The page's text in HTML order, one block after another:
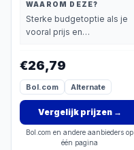
WAAROM DEZE?
Sterke budgetoptie als je
vooral prijs en
€26,79
Bol.com Alternate
Vergelijk prijzen→
Bol.com en andere aanbieders op
één pagina